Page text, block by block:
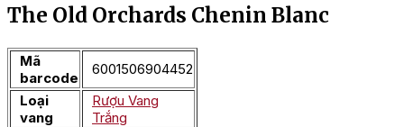
The Old Orchards Chenin Blanc
Mã
barcode
6001506904452
Loại
vang
Rượu Vang
Trắng